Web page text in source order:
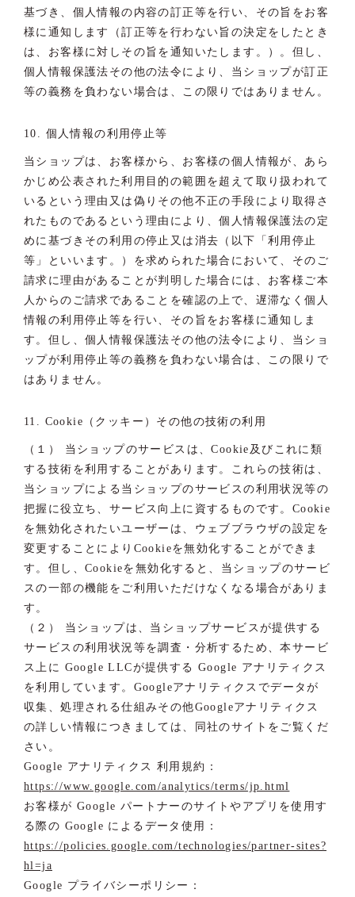
基づき、個人情報の内容の訂正等を行い、その旨をお客
様に通知します（訂正等を行わない旨の決定をしたとき
は、お客様に対しその旨を通知いたします。）。但し、
個人情報保護法その他の法令により、当ショップが訂正
等の義務を負わない場合は、この限りではありません。
10. 個人情報の利用停止等
当ショップは、お客様から、お客様の個人情報が、あら
かじめ公表された利用目的の範囲を超えて取り扱われて
いるという理由又は偽りその他不正の手段により取得さ
れたものであるという理由により、個人情報保護法の定
めに基づきその利用の停止又は消去（以下「利用停止
等」といいます。）を求められた場合において、そのご
請求に理由があることが判明した場合には、お客様ご本
人からのご請求であることを確認の上で、遅滞なく個人
情報の利用停止等を行い、その旨をお客様に通知しま
す。但し、個人情報保護法その他の法令により、当ショ
ップが利用停止等の義務を負わない場合は、この限りで
はありません。
11. Cookie（クッキー）その他の技術の利用
（１） 当ショップのサービスは、Cookie及びこれに類
する技術を利用することがあります。これらの技術は、
当ショップによる当ショップのサービスの利用状況等の
把握に役立ち、サービス向上に資するものです。Cookie
を無効化されたいユーザーは、ウェブブラウザの設定を
変更することによりCookieを無効化することができま
す。但し、Cookieを無効化すると、当ショップのサービ
スの一部の機能をご利用いただけなくなる場合がありま
す。
（２） 当ショップは、当ショップサービスが提供する
サービスの利用状況等を調査・分析するため、本サービ
ス上に Google LLCが提供する Google アナリティクス
を利用しています。Googleアナリティクスでデータが
収集、処理される仕組みその他Googleアナリティクス
の詳しい情報につきましては、同社のサイトをご覧くだ
さい。
Google アナリティクス 利用規約：
https://www.google.com/analytics/terms/jp.html
お客様が Google パートナーのサイトやアプリを使用す
る際の Google によるデータ使用：
https://policies.google.com/technologies/partner-sites?
hl=ja
Google プライバシーポリシー：